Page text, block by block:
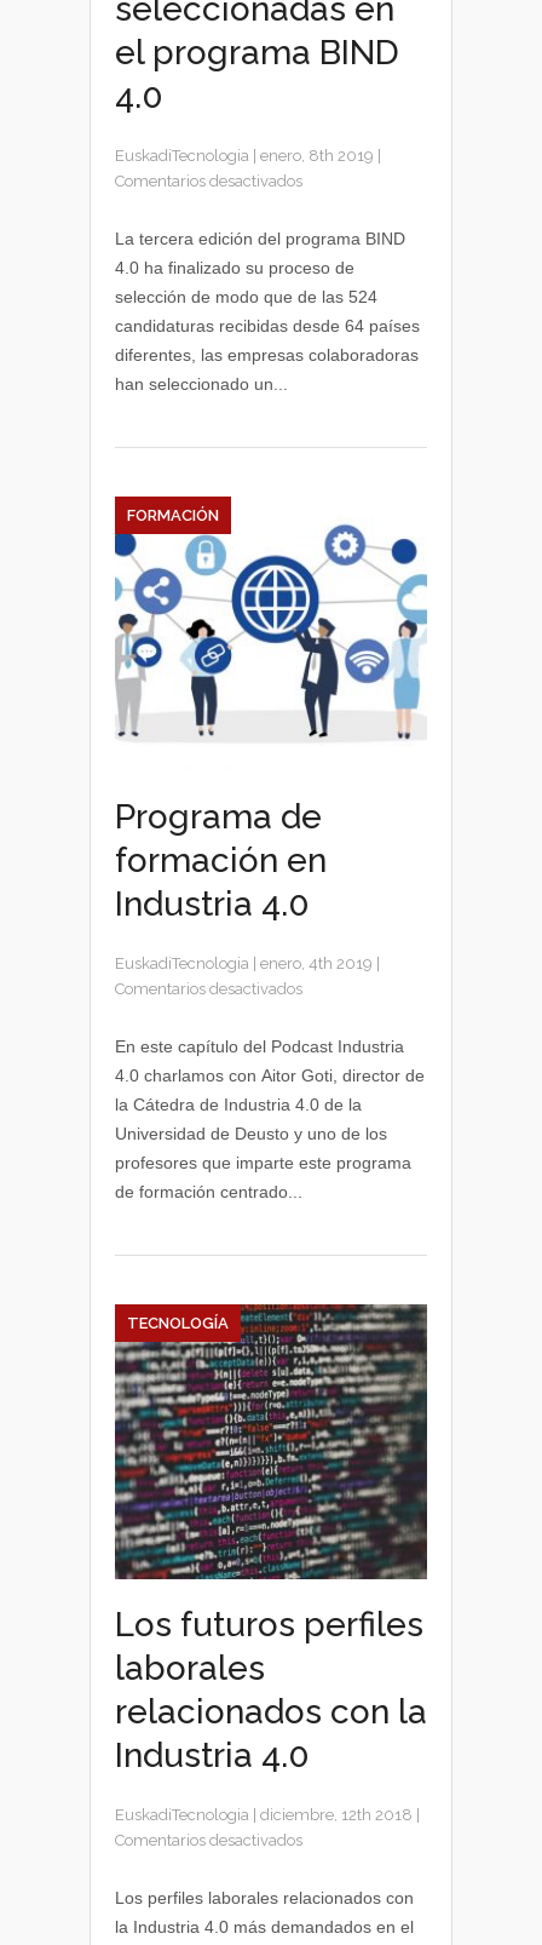
seleccionadas en
el programa BIND
4.0
EuskadiTecnologia enero, 8th 2019
Comentarios desactivadosen
conocemos
startups
seleccionadas
en
La tercera edición del programa BIND
4.0 ha finalizado su proceso de
selección de modo que de las 524
candidaturas recibidas desde 64 países
diferentes, las empresas colaboradoras
han seleccionado un...
FORMACIÓN
Programa de
formación en
Industria 4.0
EuskadiTecnologia enero, 4th 2019
Comentarios desactivadosen
Industria
4.0
En este capítulo del Podcast Industria
4.0 charlamos con Aitor Goti, director de
la Cátedra de Industria 4.0 de la
Universidad de Deusto y uno de los
profesores que imparte este programa
de formación centrado...
TECNOLOGÍA
Los futuros perfiles
laborales
relacionados con la
Industria 4.0
EuskadiTecnologia diciembre, 12th 2018
Comentarios desactivadosen
futuros
Los perfiles laborales relacionados con
la Industria 4.0 más demandados en el